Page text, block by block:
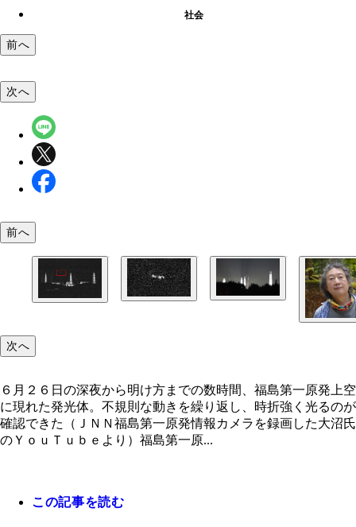
社会
前へ
取材班は、現地で謎の光を確かめるべく福島第一
見渡せる滝川ダム近くでカメラを構えた。すると
赤枠部分の拡大
福島第一原発から約２.５ｋｍの場所にある双葉町
６号線沿いで空を見上げたが、謎の光らしきもの
ジャーナリストで福島第一原発ウオッチャーの大
氏。ＪＮＮライブカメラを観察していたところ画
上空から次々と謎の光が現れた
次へ
前へ
次へ
６月２６日の深夜から明け方までの数時間、福島第一原発上空
に現れた発光体。不規則な動きを繰り返し、時折強く光るのが
確認できた（ＪＮＮ福島第一原発情報カメラを録画した大沼氏
のＹｏｕＴｕｂｅより）福島第一原...
この記事を読む